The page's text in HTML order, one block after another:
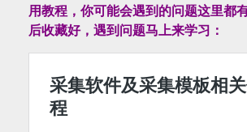
用教程，你可能会遇到的问题这里都
后收藏好，遇到问题马上来学习：